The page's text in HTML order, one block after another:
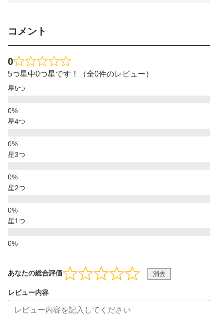
コメント
0
5つ星中0つ星です！（全0件のレビュー）
星5つ
星4つ
星3つ
星2つ
星1つ
あなたの総合評価 消去
レビュー内容